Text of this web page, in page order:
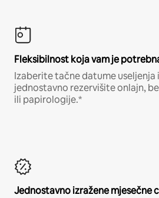
Fleksibilnost koja vam je
Izaberite tačne datume useljenja
jednostavno rezervišite onlajn,
ili papirologije.*
Jednostavno izražene mjesečne